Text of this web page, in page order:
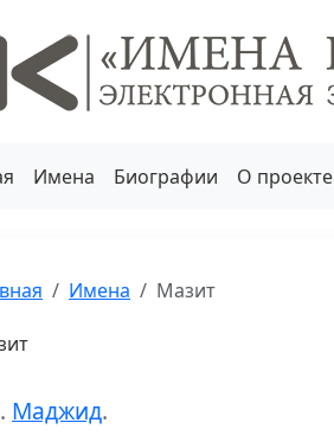
Имена Биографии О проекте
Имена Мазит
Маджид.